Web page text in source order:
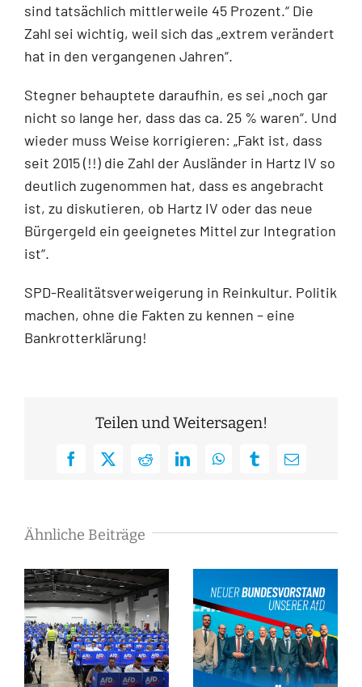
sind tatsächlich mittlerweile 45 Prozent.“ Die
Zahl sei wichtig, weil sich das „extrem verändert
hat in den vergangenen Jahren“.
Stegner behauptete daraufhin, es sei „noch gar
nicht so lange her, dass das ca. 25 % waren“. Und
wieder muss Weise korrigieren: „Fakt ist, dass
seit 2015 (!!) die Zahl der Ausländer in Hartz IV so
deutlich zugenommen hat, dass es angebracht
ist, zu diskutieren, ob Hartz IV oder das neue
Bürgergeld ein geeignetes Mittel zur Integration
ist“.
SPD-Realitätsverweigerung in Reinkultur. Politik
machen, ohne die Fakten zu kennen – eine
Bankrotterklärung!
Teilen und Weitersagen!
Facebook
X RedditLinkedInWhatsAppTumblrE-
Ähnliche Beiträge